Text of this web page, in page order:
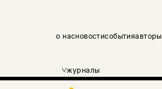
о насновостисобытияавторы
журналы